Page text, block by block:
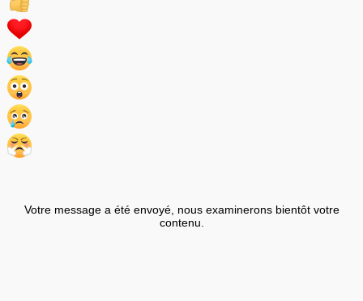
Votre message a été envoyé, nous examinerons bientôt votre
contenu.